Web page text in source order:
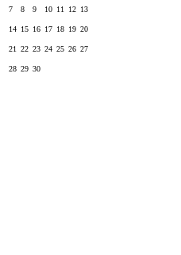
7 8 9 10 11 12 13
14 15 16 17 18 19 20
21 22 23 24 25 26 27
28 29 30